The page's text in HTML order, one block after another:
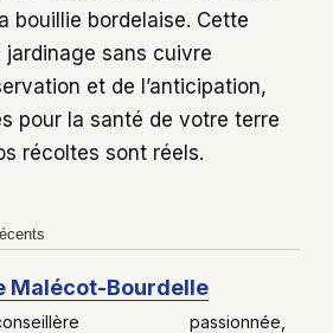
bouillie bordelaise. Cette
sans cuivre
et de l’anticipation,
pour la santé de votre terre
récoltes sont réels.
Malécot-Bourdelle
conseillère passionnée,